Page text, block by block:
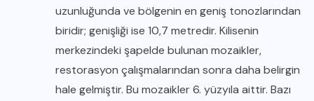
uzunluğunda ve bölgenin en geniş tonozlarından
biridir; genişliği ise 10,7 metredir. Kilisenin
merkezindeki şapelde bulunan mozaikler,
restorasyon çalışmalarından sonra daha belirgin
hale gelmiştir. Bu mozaikler 6. yüzyıla aittir. Bazı